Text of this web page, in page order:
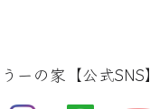
うーの家【公式SNS】